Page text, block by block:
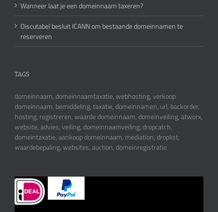
Wanneer laat je een domeinnaam taxeren?
Discutabel besluit ICANN om bestaande domeinnamen te
reserveren
TAGS
domeinnaam, domeinnaamtaxatie, webhosting, verkoop
domeinnaam, bemiddeling, taxatie, domeinnamen, url, backorder,
hosting, registreren, waarde domeinnaam, domeinveiling, atworx,
website, advies, veiling, domeinnaamveiling, dropcatch,
domeintaxatie, aankoop domeinnaam, mediation, droplist,
waardebepaling, websites, auction, domeinregistratie